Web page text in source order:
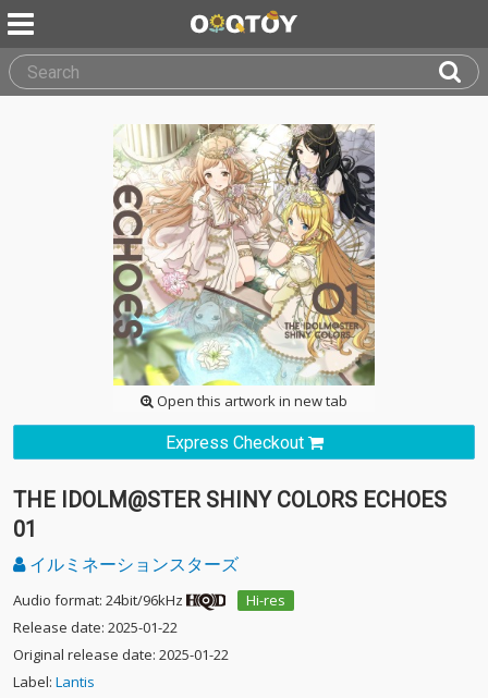
Open this artwork in new tab
Express Checkout
THE IDOLM@STER SHINY COLORS ECHOES
01
イルミネーションスターズ
Audio format: 24bit/96kHz
Hi-res
Release date: 2025-01-22
Original release date: 2025-01-22
Label: Lantis